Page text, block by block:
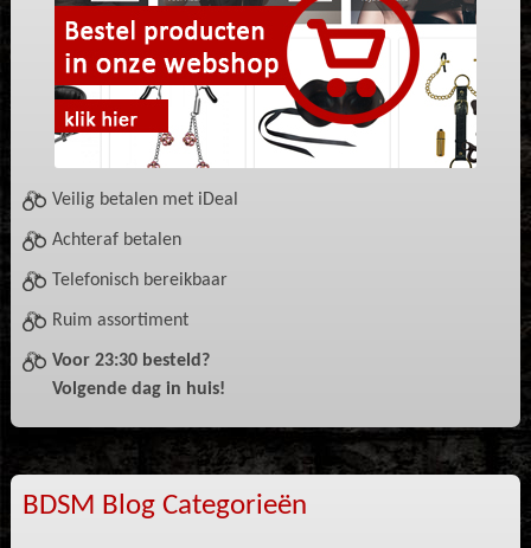
Veilig betalen met iDeal
Achteraf betalen
Telefonisch bereikbaar
Ruim assortiment
Voor 23:30 besteld?
Volgende dag in huis!
BDSM Blog Categorieën